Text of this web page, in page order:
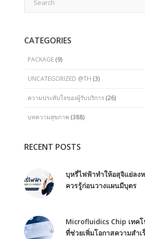
CATEGORIES
PACKAGE (9)
UNCATEGORIZED @TH (3)
ความประทับใจของผู้รับบริการ (26)
บทความสุขภาพ (388)
RECENT POSTS
บุหรี่ไฟฟ้าทำให้อสุจิแย่ลง
ควรรู้ก่อนวางแผนมีบุตร
Microfluidics Chip เทค
ที่ช่วยเพิ่มโอกาสความสำเ